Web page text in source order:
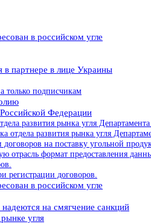
в российском угле
партнере в лице Украины
только подписчикам
Федерации
развития рынка угля
отдела развития рынка угля
на поставку угольной
отрасль формат предоставления
регистрации договоров.
в российском угле
на смягчение санкций
угля